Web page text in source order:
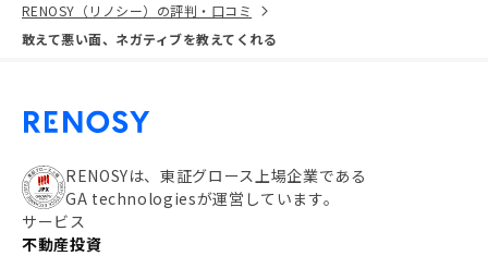
RENOSY（リノシー）の評判・口コミ
敢えて悪い面、ネガティブを教えてくれる
RENOSYは、東証グロース上場企業である
GA technologiesが運営しています。
サービス
不動産投資